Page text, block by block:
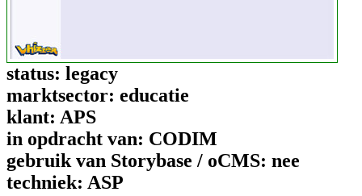
status: legacy
marktsector: educatie
klant: APS
in opdracht van: CODIM
gebruik van Storybase / oCMS: nee
techniek: ASP